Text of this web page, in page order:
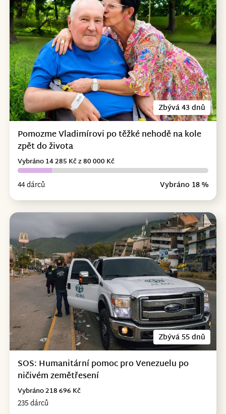
Zbývá 43 dnů
Pomozme Vladimírovi po těžké nehodě na kole
zpět do života
44 dárců Vybráno 18 %
Vybráno 14 285 Kč z 80 000 Kč
Zbývá 55 dnů
SOS: Humanitární pomoc pro Venezuelu po
ničivém zemětřesení
235 dárců
Vybráno 218 696 Kč